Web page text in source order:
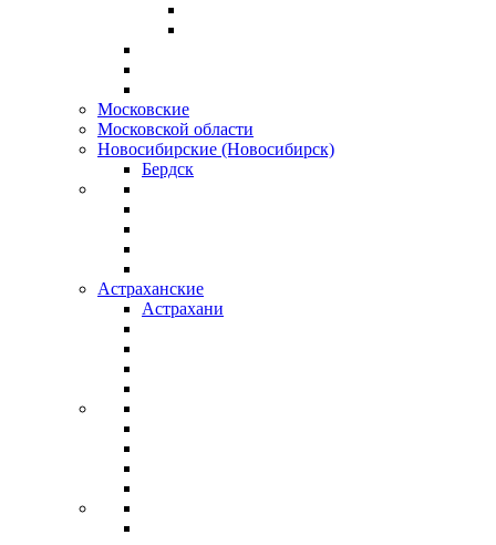
Московские
Московской области
Новосибирские (Новосибирск)
Бердск
Астраханские
Астрахани